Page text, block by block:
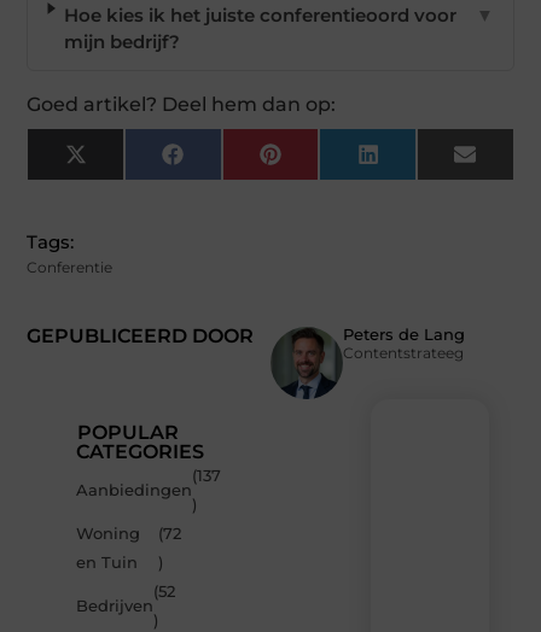
Hoe kies ik het juiste conferentieoord voor
mijn bedrijf?
▼
Goed artikel? Deel hem dan op:
X
(Twitter)
FacebookPinterest LinkedIn Email
GEPUBLICEERD DOOR Peters de Lang
Contentstrateeg
Tags:
Conferentie
POPULAR
CATEGORIES
Aanbiedingen
(137
)
Woning
en Tuin
(72
)
Bedrijven
(52
)